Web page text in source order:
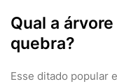
Qual a
quebra?
Esse ditado popular